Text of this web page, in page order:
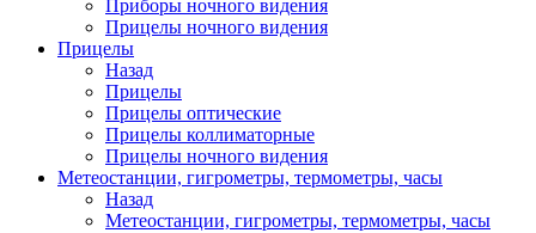
Приборы ночного видения
Прицелы ночного видения
Прицелы
Назад
Прицелы
Прицелы оптические
Прицелы коллиматорные
Прицелы ночного видения
Метеостанции, гигрометры, термометры, часы
Назад
Метеостанции, гигрометры, термометры, часы